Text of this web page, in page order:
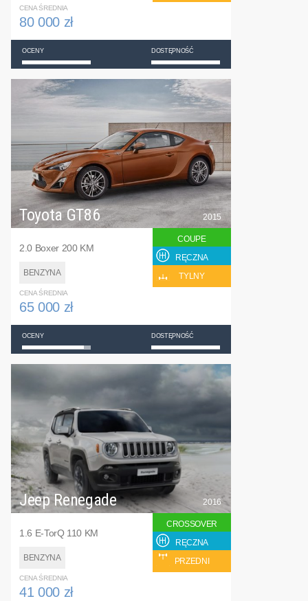
CENA ŚREDNIA
80 000 zł
OCENY DOSTĘPNOŚĆ
Toyota GT86
2.0 Boxer 200 KM
BENZYNA
2015
COUPE
RĘCZNA
TYLNY
CENA ŚREDNIA
65 000 zł
OCENY DOSTĘPNOŚĆ
Jeep Renegade
1.6 E-TorQ 110 KM
BENZYNA
2016
CROSSOVER
RĘCZNA
PRZEDNI
CENA ŚREDNIA
41 000 zł